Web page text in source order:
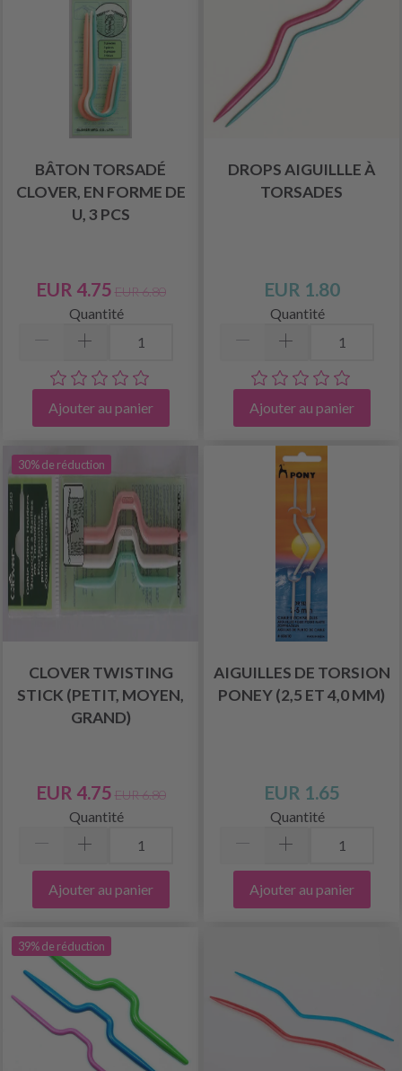
BÂTON TORSADÉ
CLOVER, EN FORME DE
U, 3 PCS
EUR 4.75 EUR 6.80
Quantité
Ajouter au panier
DROPS AIGUILLLE À
TORSADES
EUR 1.80
Quantité
Ajouter au panier
30% de réduction
CLOVER TWISTING
STICK (PETIT, MOYEN,
GRAND)
EUR 4.75 EUR 6.80
Quantité
Ajouter au panier
AIGUILLES DE TORSION
PONEY (2,5 ET 4,0 MM)
EUR 1.65
Quantité
Ajouter au panier
39% de réduction